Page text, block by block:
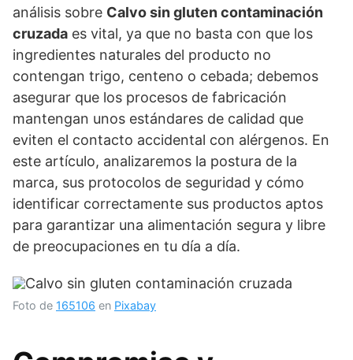
análisis sobre Calvo sin gluten contaminación
cruzada es vital, ya que no basta con que los
ingredientes naturales del producto no
contengan trigo, centeno o cebada; debemos
asegurar que los procesos de fabricación
mantengan unos estándares de calidad que
eviten el contacto accidental con alérgenos. En
este artículo, analizaremos la postura de la
marca, sus protocolos de seguridad y cómo
identificar correctamente sus productos aptos
para garantizar una alimentación segura y libre
de preocupaciones en tu día a día.
Foto de 165106 en Pixabay